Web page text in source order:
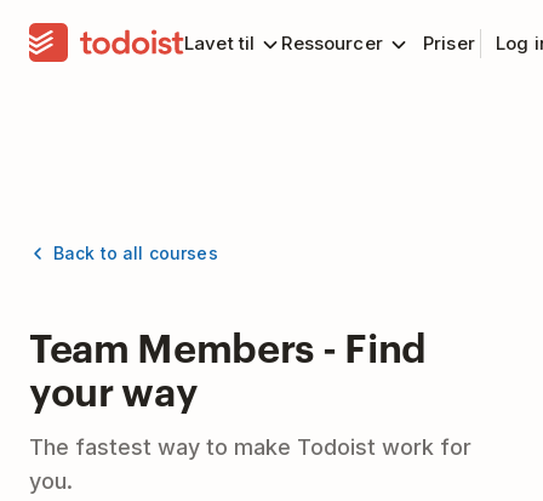
Lavet til Ressourcer Priser Log
Back to all courses
Team Members - Find
your way
The fastest way to make Todoist work for
you.